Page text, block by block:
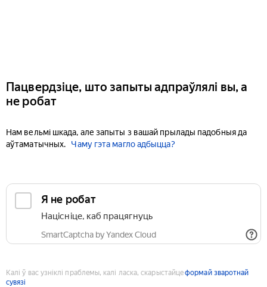
Пацвердзіце, што запыты адпраўлялі вы, а
не робат
Нам вельмі шкада, але запыты з вашай прылады падобныя да
аўтаматычных.
Чаму гэта магло адбыцца?
Я не робат
Націсніце, каб працягнуць
SmartCaptcha by Yandex Cloud
Калі ў вас узніклі праблемы, калі ласка, скарыстайцеформай зваротнай
сувязі